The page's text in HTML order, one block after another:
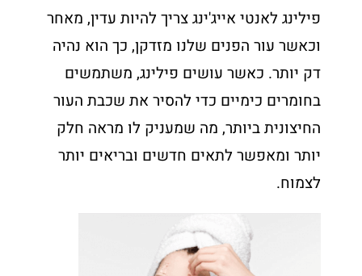
פילינג לאנטי אייג'ינג צריך להיות עדין, מאחר
וכאשר עור הפנים שלנו מזדקן, כך הוא נהיה
דק יותר. כאשר עושים פילינג, משתמשים
בחומרים כימיים כדי להסיר את שכבת העור
החיצונית ביותר, מה שמעניק לו מראה חלק
יותר ומאפשר לתאים חדשים ובריאים יותר
לצמוח.